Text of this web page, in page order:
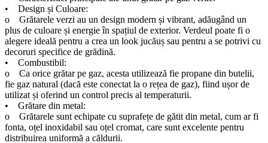
• Design și Culoare:
o Grătarele verzi au un design modern și vibrant, adăugând un
plus de culoare și energie în spațiul de exterior. Verdeul poate fi o
alegere ideală pentru a crea un look jucăuș sau pentru a se potrivi cu
decoruri specifice de grădină.
• Combustibil:
o Ca orice grătar pe gaz, acesta utilizează fie propane din butelii,
fie gaz natural (dacă este conectat la o rețea de gaz), fiind ușor de
utilizat și oferind un control precis al temperaturii.
• Grătare din metal:
o Grătarele sunt echipate cu suprafețe de gătit din metal, cum ar fi
fonta, oțel inoxidabil sau oțel cromat, care sunt excelente pentru
distribuirea uniformă a căldurii.